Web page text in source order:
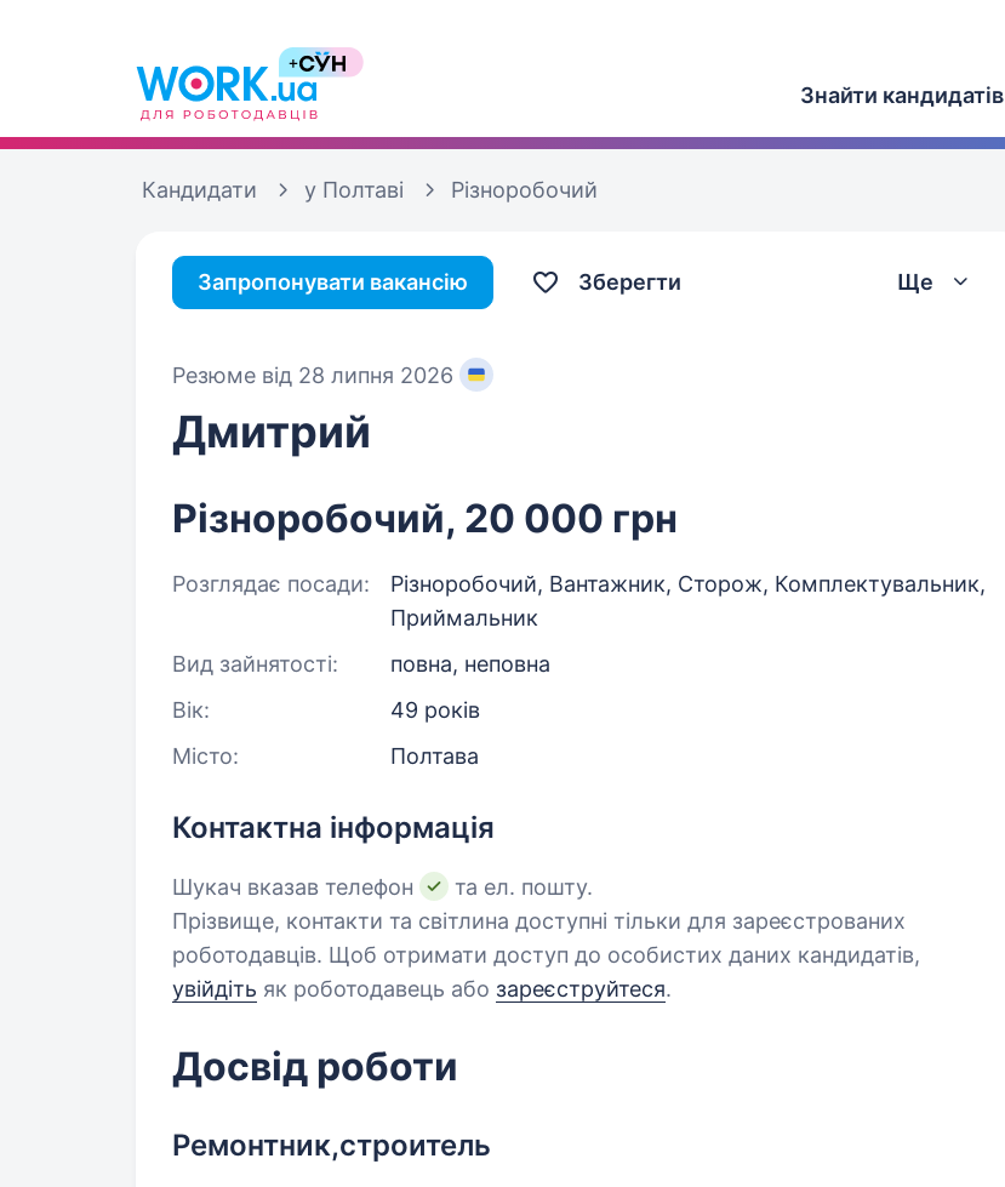
Знайти кандидатів
Кандидати у Полтаві Різноробочий
Запропонувати вакансію Зберегти Ще
Резюме від 28 липня 2026
Дмитрий
Різноробочий, 20 000 грн
Розглядає посади:
Різноробочий, Вантажник, Сторож, Комплектувальник,
Приймальник
Вид зайнятості:
повна, неповна
Вік:
49 років
Місто:
Полтава
Контактна інформація
Шукач вказав телефон
та ел. пошту.
Прізвище, контакти та світлина доступні тільки для зареєстрованих
роботодавців. Щоб отримати доступ до особистих даних кандидатів,
увійдіть як роботодавець або зареєструйтеся.
Досвід роботи
Ремонтник,строитель